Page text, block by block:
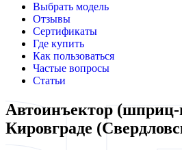
Выбрать модель
Отзывы
Сертификаты
Где купить
Как пользоваться
Частые вопросы
Статьи
Автоинъектор (шприц-
Кировграде